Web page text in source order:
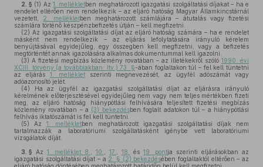
2. § (1) Az1. mellékletben meghatározott igazgatási szolgáltatási díjakat – ha e
rendelet eltérően nem rendelkezik – az eljáró hatóság Magyar Államkincstárnál
vezetett, 2. mellékletben meghatározott számlájára – átutalás vagy fizetési
számlára történő készpénzbefizetés útján – kell megfizetni.
(2) Az igazgatási szolgáltatási díjat az eljáró hatóság számára – ha e rendelet
másként nem rendelkezik – az eljárás lefolytatására irányuló kérelem
benyújtásával egyidejűleg, egy összegben kell megfizetni, vagy a befizetés
megtörténtét annak igazolására alkalmas dokumentummal kell igazolni.
(3) A fizetési megbízás közlemény rovatában – az illetékekről szóló 1990. évi
XCIII. törvény (a továbbiakban: Itv.) 73. §-ában foglaltakon túl – fel kell tüntetni
az eljárás 1. mellékletszerinti megnevezését, az ügyfél adószámát vagy
adóazonosító jelét.
(4) Ha az ügyfél az igazgatási szolgáltatási díjat az eljárásra irányuló
kérelmének előterjesztésével egyidejűleg nem vagy nem teljes mértékben fizeti
meg, az eljáró hatóság hiánypótlási felhívására teljesített fizetési megbízás
közlemény rovatában – a (3) bekezdésben foglalt adatokon túl – a hiánypótlási
felhívás iktatószámát is fel kell tüntetni.
(5) Az1. mellékletben meghatározott igazgatási szolgáltatási díjak nem
tartalmazzák a laboratóriumi szolgáltatásként igénybe vett laboratóriumi
vizsgálatok díját.
3. § Az 1. melléklet 8. 10. 17. 18. és 19. pontja szerinti eljárásokban az
igazgatási szolgáltatási díjat – a 2. § (2) bekezdésében foglaltaktól eltérően – az